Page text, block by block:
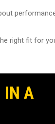
right fit for
IN A